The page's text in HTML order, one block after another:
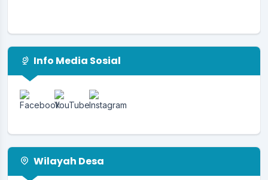
Info Media Sosial
Wilayah Desa